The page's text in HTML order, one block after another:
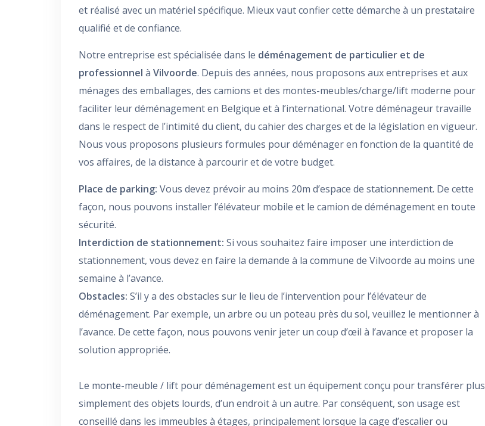
et réalisé avec un matériel spécifique. Mieux vaut confier cette démarche à un prestataire
qualifié et de confiance.
Notre entreprise est spécialisée dans le déménagement de particulier et de
professionnel à Vilvoorde. Depuis des années, nous proposons aux entreprises et aux
ménages des emballages, des camions et des montes-meubles/charge/lift moderne pour
faciliter leur déménagement en Belgique et à l’international. Votre déménageur travaille
dans le respect de l’intimité du client, du cahier des charges et de la législation en vigueur.
Nous vous proposons plusieurs formules pour déménager en fonction de la quantité de
vos affaires, de la distance à parcourir et de votre budget.
Place de parking: Vous devez prévoir au moins 20m d’espace de stationnement. De cette
façon, nous pouvons installer l’élévateur mobile et le camion de déménagement en toute
sécurité.
Interdiction de stationnement: Si vous souhaitez faire imposer une interdiction de
stationnement, vous devez en faire la demande à la commune de Vilvoorde au moins une
semaine à l’avance.
Obstacles: S’il y a des obstacles sur le lieu de l’intervention pour l’élévateur de
déménagement. Par exemple, un arbre ou un poteau près du sol, veuillez le mentionner à
l’avance. De cette façon, nous pouvons venir jeter un coup d’œil à l’avance et proposer la
solution appropriée.
Le monte-meuble / lift pour déménagement est un équipement conçu pour transférer plus
simplement des objets lourds, d’un endroit à un autre. Par conséquent, son usage est
conseillé dans les immeubles à étages, principalement lorsque la cage d’escalier ou